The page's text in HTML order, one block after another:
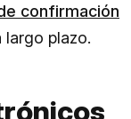
confirmación
largo plazo.